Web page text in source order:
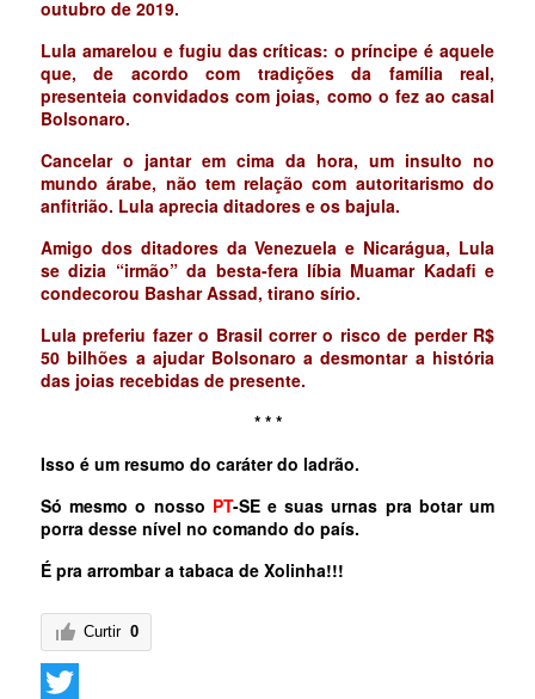
outubro de 2019.
Lula amarelou e fugiu das críticas: o príncipe é aquele
que, de acordo com tradições da família real,
presenteia convidados com joias, como o fez ao casal
Bolsonaro.
Cancelar o jantar em cima da hora, um insulto no
mundo árabe, não tem relação com autoritarismo do
anfitrião. Lula aprecia ditadores e os bajula.
Amigo dos ditadores da Venezuela e Nicarágua, Lula
se dizia “irmão” da besta-fera líbia Muamar Kadafi e
condecorou Bashar Assad, tirano sírio.
Lula preferiu fazer o Brasil correr o risco de perder R$
50 bilhões a ajudar Bolsonaro a desmontar a história
das joias recebidas de presente.
* * *
Isso é um resumo do caráter do ladrão.
Só mesmo o nosso PT-SE e suas urnas pra botar um
porra desse nível no comando do país.
É pra arrombar a tabaca de Xolinha!!!
Curtir 0